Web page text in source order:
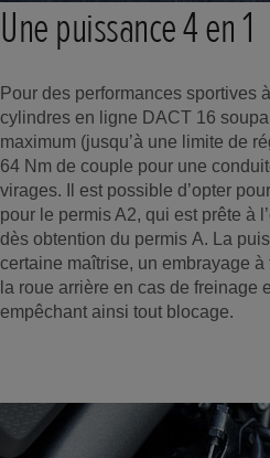
Une puissance 4 en 1
Pour des performances sportives
cylindres en ligne DACT 16
maximum (jusqu’à une limite de
64 Nm de couple pour une
virages. Il est possible d’opter
pour le permis A2, qui est prête à
dès obtention du permis A. La
certaine maîtrise, un embrayage
la roue arrière en cas de freinage
empêchant ainsi tout blocage.